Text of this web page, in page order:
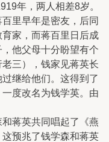
年，两人相差8岁。
里早年是密友，后同
家，而蒋百里日后成
他父母十分盼望有个
三），钱家见蒋英长
继给他们。这得到了
度改名为钱学英。由
蒋英共同唱起了《燕
预兆了钱学森和蒋英